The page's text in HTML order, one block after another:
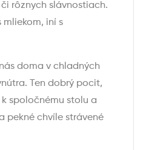
rôznych slávnostiach.
iní s
doma v chladných
Ten dobrý pocit,
spoločnému stolu a
pekné chvíle strávené